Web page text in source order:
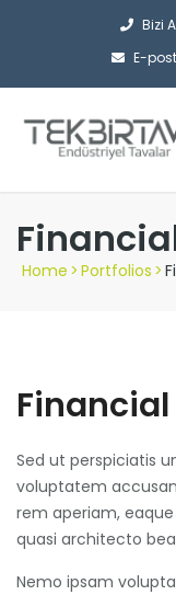
Bizi
E-
Home > Portfolios >
Sed ut perspiciatis
voluptatem
rem aperiam,
quasi architecto
Nemo ipsam